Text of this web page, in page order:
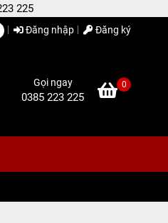
Đăng nhập Đăng ký
Gọi ngay
0385 223 225
0
225